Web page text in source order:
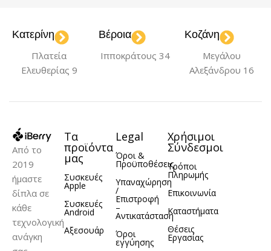
Black,Blue
Deep
Gold
Gold Silver
Titanium
iPhone 11 Pro
ΥΛΙΚΌ Σιλικόνη
Green,Pink
ΤΎΠΟΣ ΘΉΚΗΣ
Back Cover
ΥΛΙΚΌ Σιλικόνη
Κατερίνη
Πλατεία
Ελευθερίας 9
Βέροια
Ιπποκράτους 34
Κοζάνη
Μεγάλου
Αλεξάνδρου 16
Από το
2019
ήμαστε
δίπλα σε
κάθε
τεχνολογική
ανάγκη
Τα
προϊόντα
μας
Συσκευές
Apple
Συσκευές
Android
Αξεσουάρ
Legal
Όροι &
Προϋποθέσεις
Υπαναχώρηση
/
Επιστροφή
–
Αντικατάσταση
Όροι
εγγύησης
Χρήσιμοι
Σύνδεσμοι
Τρόποι
Πληρωμής
Επικοινωνία
Καταστήματα
Θέσεις
Εργασίας